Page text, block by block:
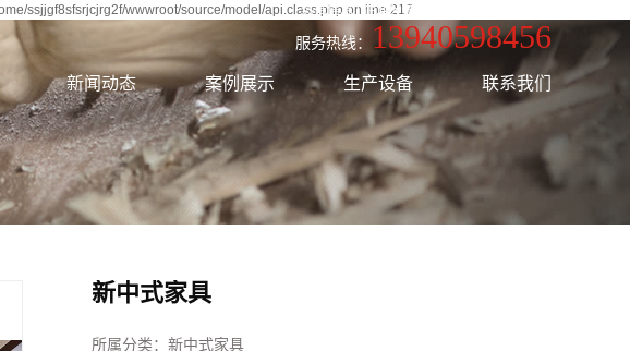
ssjjgf8sfsrjcjrg2f/wwwroot/source/model/api.class.php on line 217
热推信息| 企业分站
服务热线： 13940598456
新闻动态 案例展示 生产设备 联系我们
新中式家具
所属分类： 新中式家具